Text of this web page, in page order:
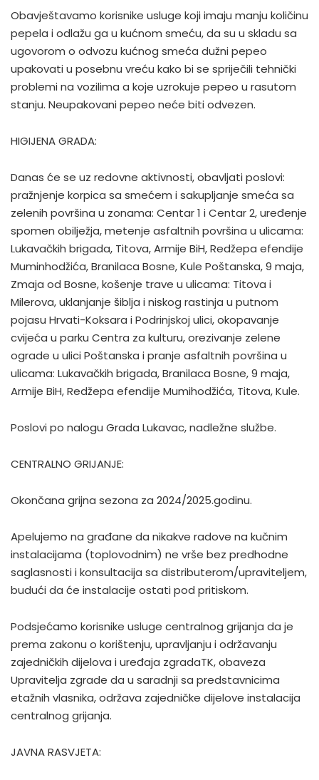
Obavještavamo korisnike usluge koji imaju manju količinu
pepela i odlažu ga u kućnom smeću, da su u skladu sa
ugovorom o odvozu kućnog smeća dužni pepeo
upakovati u posebnu vreću kako bi se spriječili tehnički
problemi na vozilima a koje uzrokuje pepeo u rasutom
stanju. Neupakovani pepeo neće biti odvezen.
HIGIJENA GRADA:
Danas će se uz redovne aktivnosti, obavljati poslovi:
pražnjenje korpica sa smećem i sakupljanje smeća sa
zelenih površina u zonama: Centar 1 i Centar 2, uređenje
spomen obilježja, metenje asfaltnih površina u ulicama:
Lukavačkih brigada, Titova, Armije BiH, Redžepa efendije
Muminhodžića, Branilaca Bosne, Kule Poštanska, 9 maja,
Zmaja od Bosne, košenje trave u ulicama: Titova i
Milerova, uklanjanje šiblja i niskog rastinja u putnom
pojasu Hrvati-Koksara i Podrinjskoj ulici, okopavanje
cvijeća u parku Centra za kulturu, orezivanje zelene
ograde u ulici Poštanska i pranje asfaltnih površina u
ulicama: Lukavačkih brigada, Branilaca Bosne, 9 maja,
Armije BiH, Redžepa efendije Mumihodžića, Titova, Kule.
Poslovi po nalogu Grada Lukavac, nadležne službe.
CENTRALNO GRIJANJE:
Okončana grijna sezona za 2024/2025.godinu.
Apelujemo na građane da nikakve radove na kučnim
instalacijama (toplovodnim) ne vrše bez predhodne
saglasnosti i konsultacija sa distributerom/upraviteljem,
budući da će instalacije ostati pod pritiskom.
Podsjećamo korisnike usluge centralnog grijanja da je
prema zakonu o korištenju, upravljanju i održavanju
zajedničkih dijelova i uređaja zgradaTK, obaveza
Upravitelja zgrade da u saradnji sa predstavnicima
etažnih vlasnika, održava zajedničke dijelove instalacija
centralnog grijanja.
JAVNA RASVJETA: